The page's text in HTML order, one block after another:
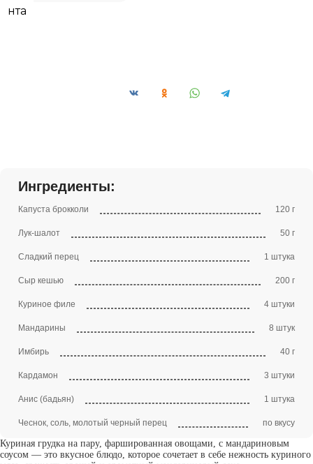
Ингредиенты:
Капуста брокколи 120 г
Лук-шалот 50 г
Сладкий перец 1 штука
Сыр кешью 200 г
Куриное филе 4 штуки
Мандарины 8 штук
Имбирь 40 г
Кардамон 3 штуки
Анис (бадьян) 1 штука
Чеснок, соль, молотый черный перец по вкусу
Куриная грудка на пару, фаршированная овощами, с мандариновым
соусом — это вкусное блюдо, которое сочетает в себе нежность куриного